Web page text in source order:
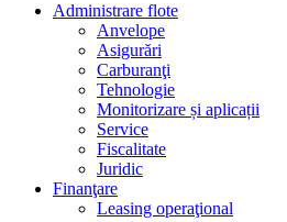
Administrare flote
Anvelope
Asigurări
Carburanţi
Tehnologie
Monitorizare și aplicații
Service
Fiscalitate
Juridic
Finanţare
Leasing operaţional